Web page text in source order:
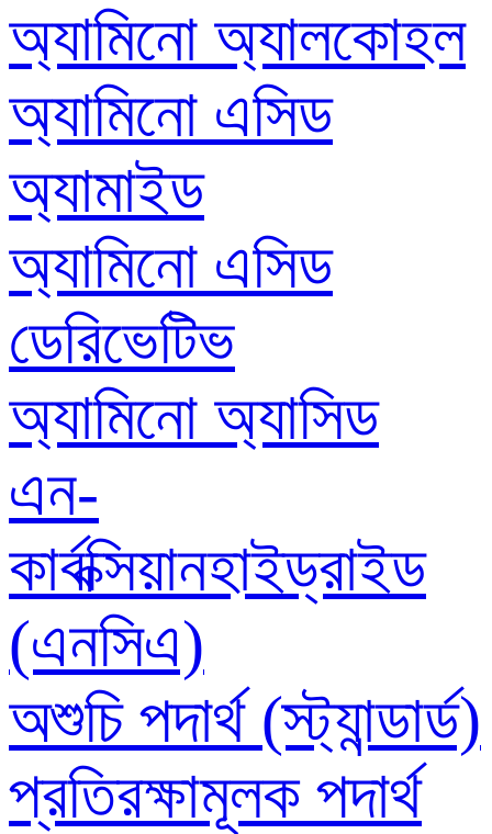
অ্যামিনো অ্যালকোহল
অ্যামিনো এসিড
অ্যামাইড
অ্যামিনো এসিড
ডেরিভেটিভ
অ্যামিনো অ্যাসিড
এন-
কার্বক্সিয়ানহাইড্রাইড
(এনসিএ)
অশুচি পদার্থ (স্ট্যান্ডার্ড)
প্রতিরক্ষামূলক পদার্থ